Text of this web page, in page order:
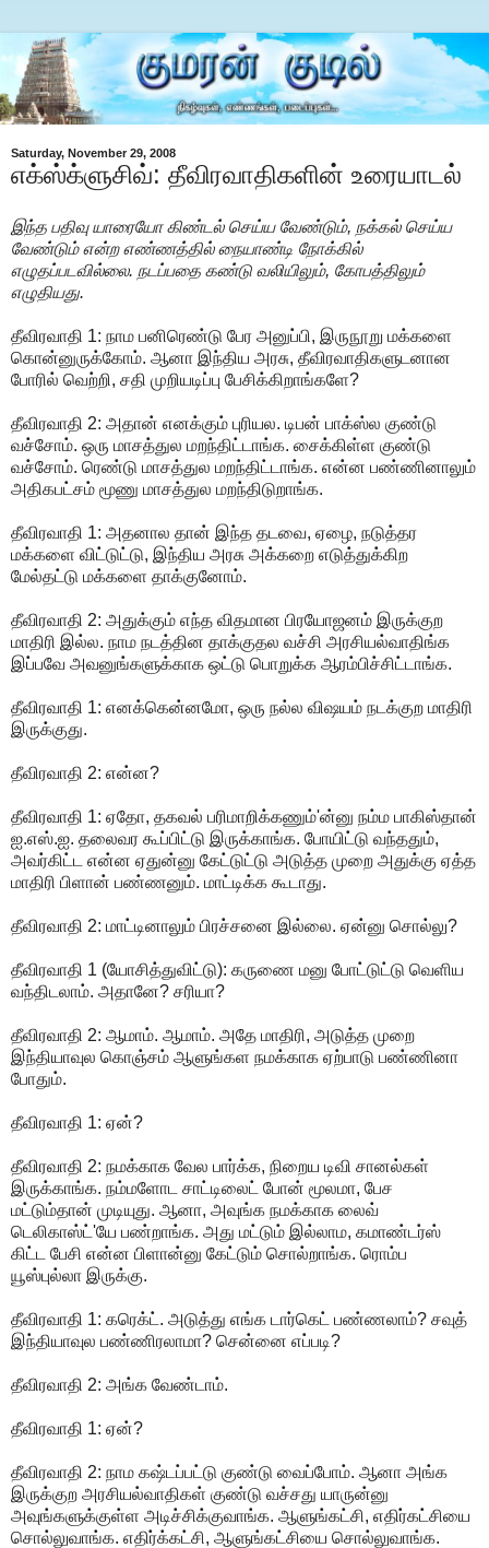
Saturday, November 29, 2008
எக்ஸ்க்ளுசிவ்: தீவிரவாதிகளின் உரையாடல்
இந்த பதிவு யாரையோ கிண்டல் செய்ய வேண்டும், நக்கல் செய்ய
வேண்டும் என்ற எண்ணத்தில் நையாண்டி நோக்கில்
எழுதப்படவில்லை. நடப்பதை கண்டு வலியிலும், கோபத்திலும்
எழுதியது.
தீவிரவாதி 1: நாம பனிரெண்டு பேர அனுப்பி, இருநூறு மக்களை
கொன்னுருக்கோம். ஆனா இந்திய அரசு, தீவிரவாதிகளுடனான
போரில் வெற்றி, சதி முறியடிப்பு பேசிக்கிறாங்களே?
தீவிரவாதி 2: அதான் எனக்கும் புரியல. டிபன் பாக்ஸ்ல குண்டு
வச்சோம். ஒரு மாசத்துல மறந்திட்டாங்க. சைக்கிள்ள குண்டு
வச்சோம். ரெண்டு மாசத்துல மறந்திட்டாங்க. என்ன பண்ணினாலும்
அதிகபட்சம் மூணு மாசத்துல மறந்திடுறாங்க.
தீவிரவாதி 1: அதனால தான் இந்த தடவை, ஏழை, நடுத்தர
மக்களை விட்டுட்டு, இந்திய அரசு அக்கறை எடுத்துக்கிற
மேல்தட்டு மக்களை தாக்குனோம்.
தீவிரவாதி 2: அதுக்கும் எந்த விதமான பிரயோஜனம் இருக்குற
மாதிரி இல்ல. நாம நடத்தின தாக்குதல வச்சி அரசியல்வாதிங்க
இப்பவே அவனுங்களுக்காக ஒட்டு பொறுக்க ஆரம்பிச்சிட்டாங்க.
தீவிரவாதி 1: எனக்கென்னமோ, ஒரு நல்ல விஷயம் நடக்குற மாதிரி
இருக்குது.
தீவிரவாதி 2: என்ன?
தீவிரவாதி 1: ஏதோ, தகவல் பரிமாறிக்கணும்'ன்னு நம்ம பாகிஸ்தான்
ஐ.எஸ்.ஐ. தலைவர கூப்பிட்டு இருக்காங்க. போயிட்டு வந்ததும்,
அவர்கிட்ட என்ன ஏதுன்னு கேட்டுட்டு அடுத்த முறை அதுக்கு ஏத்த
மாதிரி பிளான் பண்ணனும். மாட்டிக்க கூடாது.
தீவிரவாதி 2: மாட்டினாலும் பிரச்சனை இல்லை. ஏன்னு சொல்லு?
தீவிரவாதி 1 (யோசித்துவிட்டு): கருணை மனு போட்டுட்டு வெளிய
வந்திடலாம். அதானே? சரியா?
தீவிரவாதி 2: ஆமாம். ஆமாம். அதே மாதிரி, அடுத்த முறை
இந்தியாவுல கொஞ்சம் ஆளுங்கள நமக்காக ஏற்பாடு பண்ணினா
போதும்.
தீவிரவாதி 1: ஏன்?
தீவிரவாதி 2: நமக்காக வேல பார்க்க, நிறைய டிவி சானல்கள்
இருக்காங்க. நம்மளோட சாட்டிலைட் போன் மூலமா, பேச
மட்டும்தான் முடியுது. ஆனா, அவுங்க நமக்காக லைவ்
டெலிகாஸ்ட்'யே பண்றாங்க. அது மட்டும் இல்லாம, கமாண்டர்ஸ்
கிட்ட பேசி என்ன பிளான்னு கேட்டும் சொல்றாங்க. ரொம்ப
யூஸ்புல்லா இருக்கு.
தீவிரவாதி 1: கரெக்ட். அடுத்து எங்க டார்கெட் பண்ணலாம்? சவுத்
இந்தியாவுல பண்ணிரலாமா? சென்னை எப்படி?
தீவிரவாதி 2: அங்க வேண்டாம்.
தீவிரவாதி 1: ஏன்?
தீவிரவாதி 2: நாம கஷ்டப்பட்டு குண்டு வைப்போம். ஆனா அங்க
இருக்குற அரசியல்வாதிகள் குண்டு வச்சது யாருன்னு
அவுங்களுக்குள்ள அடிச்சிக்குவாங்க. ஆளுங்கட்சி, எதிர்கட்சியை
சொல்லுவாங்க. எதிர்க்கட்சி, ஆளுங்கட்சியை சொல்லுவாங்க.